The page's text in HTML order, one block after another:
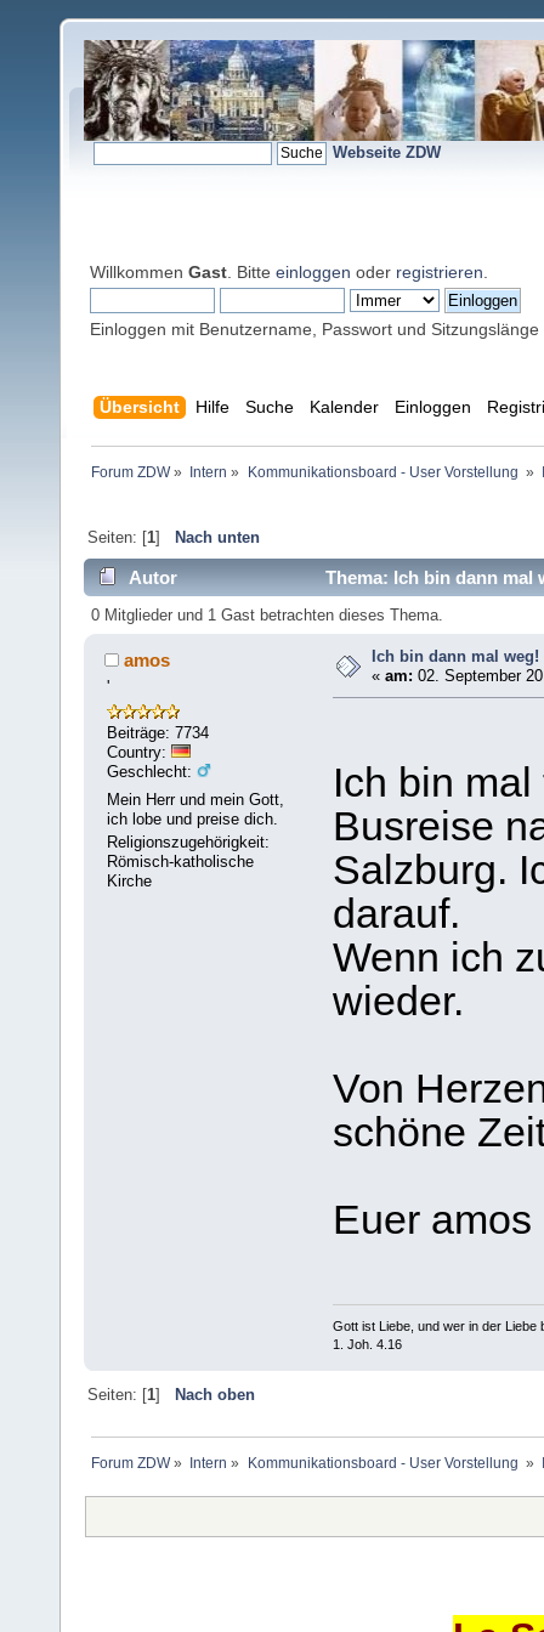
Webseite ZDW
Willkommen Gast . Bitte einloggen oder registrieren
Einloggen mit Benutzername, Passwort und Sitzungslänge
Übersicht Hilfe Suche Kalender Einloggen
Forum ZDW» Intern » Kommunikationsboard - User Vorstellung »
Seiten: [1] Nach unten
Autor Thema: Ich bin dann mal
0 Mitglieder und 1 Gast betrachten dieses Thema.
amos
'
Beiträge: 7734
Country:
Geschlecht:
Mein Herr und mein Gott,
ich lobe und preise dich.
Religionszugehörigkeit:
Römisch-katholische
Kirche
Ich bin dann mal weg!
«am: 02. September
Ich bin
Busreise
Salzburg.
darauf.
Wenn ich
wieder.
Von
schöne
Euer
Gott ist Liebe, und wer in der Liebe
1. Joh. 4.16
Seiten: [1] Nach oben
Forum ZDW» Intern » Kommunikationsboard - User Vorstellung »